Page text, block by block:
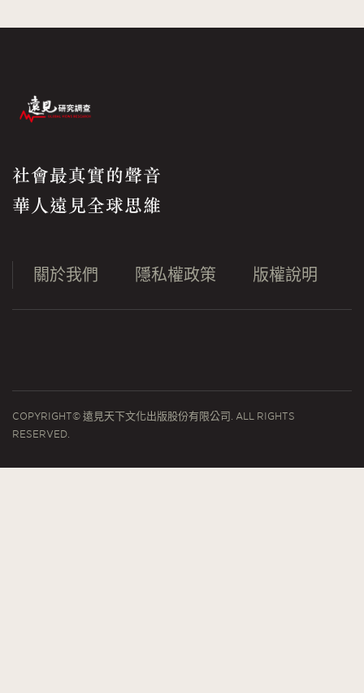
社會最真實的聲音
華人遠見全球思維
關於我們 隱私權政策 版權說明
COPYRIGHT© 遠見天下文化出版股份有限公司. ALL RIGHTS
RESERVED.